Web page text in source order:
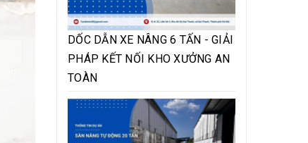
DỐC DẪN XE NÂNG 6 TẤN - GIẢI
PHÁP KẾT NỐI KHO XƯỞNG AN
TOÀN